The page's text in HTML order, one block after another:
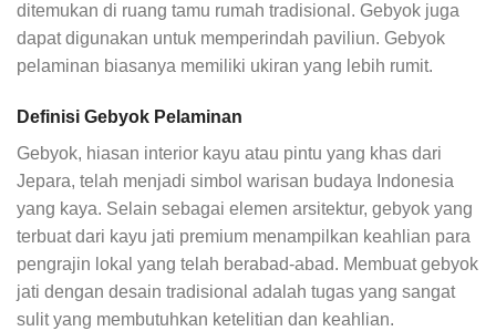
ditemukan di ruang tamu rumah tradisional. Gebyok juga
dapat digunakan untuk memperindah paviliun. Gebyok
pelaminan biasanya memiliki ukiran yang lebih rumit.
Definisi Gebyok Pelaminan
Gebyok, hiasan interior kayu atau pintu yang khas dari
Jepara, telah menjadi simbol warisan budaya Indonesia
yang kaya. Selain sebagai elemen arsitektur, gebyok yang
terbuat dari kayu jati premium menampilkan keahlian para
pengrajin lokal yang telah berabad-abad. Membuat gebyok
jati dengan desain tradisional adalah tugas yang sangat
sulit yang membutuhkan ketelitian dan keahlian.